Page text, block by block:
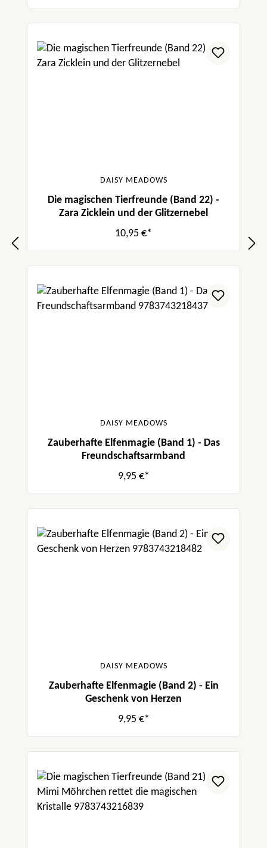
DAISY MEADOWS
Die magischen Tierfreunde (Band 22) -
Zara Zicklein und der Glitzernebel
10,95 €*
DAISY MEADOWS
Zauberhafte Elfenmagie (Band 1) - Das
Freundschaftsarmband
9,95 €*
DAISY MEADOWS
Zauberhafte Elfenmagie (Band 2) - Ein
Geschenk von Herzen
9,95 €*